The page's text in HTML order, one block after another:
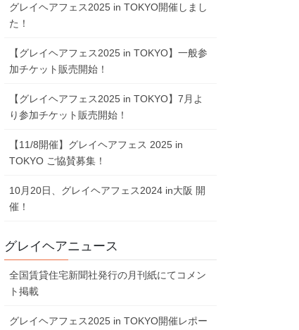
グレイヘアフェス2025 in TOKYO開催しまし
た！
【グレイヘアフェス2025 in TOKYO】一般参
加チケット販売開始！
【グレイヘアフェス2025 in TOKYO】7⽉よ
り参加チケット販売開始！
【11/8開催】グレイヘアフェス 2025 in
TOKYO ご協賛募集！
10⽉20⽇、グレイヘアフェス2024 in⼤阪 開
催！
グレイヘアニュース
全国賃貸住宅新聞社発行の月刊紙にてコメン
ト掲載
グレイヘアフェス2025 in TOKYO開催レポー